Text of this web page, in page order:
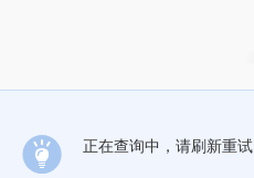
正在查询中，请刷新重试